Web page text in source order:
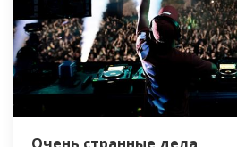
Очень странные дела